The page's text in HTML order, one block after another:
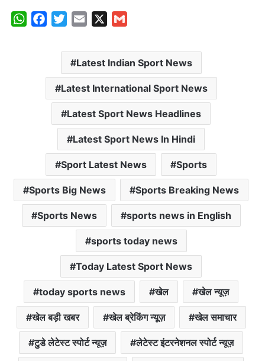
W
b
k
i
t
e
r
a
i
l
a
i
l
Latest Indian Sport News
Latest International Sport News
Latest Sport News Headlines
Latest Sport News In Hindi
Sport Latest News Sports
Sports Big News Sports Breaking News
Sports News sports news in English
sports today news
Today Latest Sport News
today sports news खेल खेल न्यूज़
खेल बड़ी खबर खेल ब्रेकिंग न्यूज़ खेल समाचार
टुडे लेटेस्ट स्पोर्ट न्यूज़ लेटेस्ट इंटरनेशनल स्पोर्ट न्यूज़